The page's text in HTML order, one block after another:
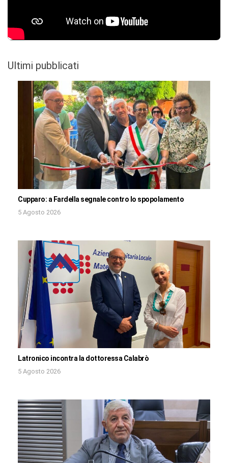
Ultimi pubblicati
Cupparo: a Fardella segnale contro lo spopolamento
5 Agosto 2026
Latronico incontra la dottoressa Calabrò
5 Agosto 2026